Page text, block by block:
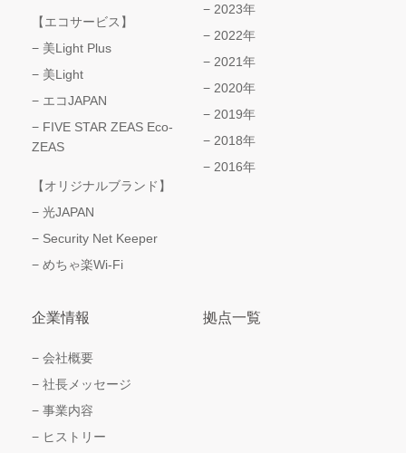
【エコサービス】
美Light Plus
美Light
エコJAPAN
FIVE STAR ZEAS Eco-
ZEAS
【オリジナルブランド】
光JAPAN
Security Net Keeper
めちゃ楽Wi-Fi
2023年
2022年
2021年
2020年
2019年
2018年
2016年
企業情報
会社概要
社長メッセージ
事業内容
ヒストリー
拠点一覧